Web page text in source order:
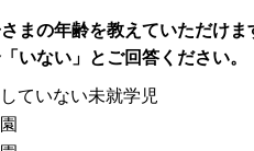
まの年齢を教えていただけ
いない」とご回答ください。
ていない未就学児